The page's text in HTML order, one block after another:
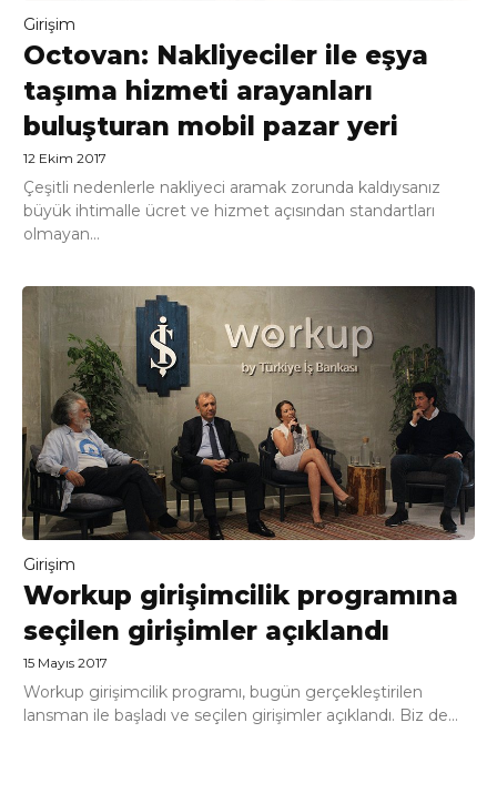
Girişim
Octovan: Nakliyeciler ile eşya
taşıma hizmeti arayanları
buluşturan mobil pazar yeri
12 Ekim 2017
Çeşitli nedenlerle nakliyeci aramak zorunda kaldıysanız
büyük ihtimalle ücret ve hizmet açısından standartları
olmayan...
Girişim
Workup girişimcilik programına
seçilen girişimler açıklandı
15 Mayıs 2017
Workup girişimcilik programı, bugün gerçekleştirilen
lansman ile başladı ve seçilen girişimler açıklandı. Biz de...